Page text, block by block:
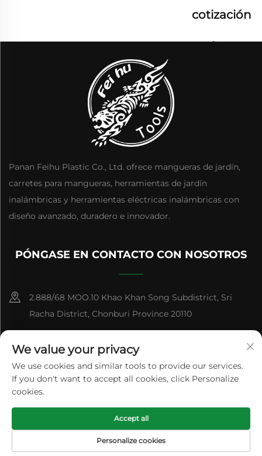
cotización
ahora
Panan Feihu Plastic Co., Ltd. ofrece mangueras de jardín,
carretes para mangueras, herramientas de jardín
inalámbricas y herramientas eléctricas inalámbricas con
diseño avanzado, duradero e innovador.
PÓNGASE EN CONTACTO CON NOSOTROS
2.888/68 MOO.10 Khao Khan Song Subdistrict, Sri
Racha District, Chonburi Province 20110
[email protected]
Derechos de Autor © Panan Feihu Plastic Co., Ltd. Todos los
Derechos Reservados Política de privacidad
PÁGINA DE CORREO
We value your privacy
We use cookies and similar tools to provide our services.
If you don't want to accept all cookies, click Personalize
cookies.
Personalize cookies
Accept all